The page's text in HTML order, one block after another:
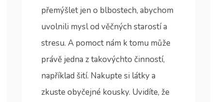
přemýšlet jen o blbostech, abychom
uvolnili mysl od věčných starostí a
stresu. A pomoct nám k tomu může
právě jedna z takovýchto činností,
například šití. Nakupte si látky a
zkuste obyčejné kousky. Uvidíte, že